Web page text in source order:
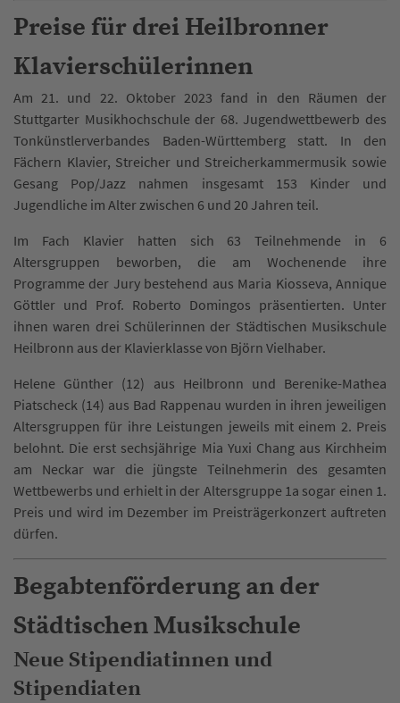
Preise für drei Heilbronner
Klavierschülerinnen
Am 21. und 22. Oktober 2023 fand in den Räumen der
Stuttgarter Musikhochschule der 68. Jugendwettbewerb des
Tonkünstlerverbandes Baden-Württemberg statt. In den
Fächern Klavier, Streicher und Streicherkammermusik sowie
Gesang Pop/Jazz nahmen insgesamt 153 Kinder und
Jugendliche im Alter zwischen 6 und 20 Jahren teil.
Im Fach Klavier hatten sich 63 Teilnehmende in 6
Altersgruppen beworben, die am Wochenende ihre
Programme der Jury bestehend aus Maria Kiosseva, Annique
Göttler und Prof. Roberto Domingos präsentierten. Unter
ihnen waren drei Schülerinnen der Städtischen Musikschule
Heilbronn aus der Klavierklasse von Björn Vielhaber.
Helene Günther (12) aus Heilbronn und Berenike-Mathea
Piatscheck (14) aus Bad Rappenau wurden in ihren jeweiligen
Altersgruppen für ihre Leistungen jeweils mit einem 2. Preis
belohnt. Die erst sechsjährige Mia Yuxi Chang aus Kirchheim
am Neckar war die jüngste Teilnehmerin des gesamten
Wettbewerbs und erhielt in der Altersgruppe 1a sogar einen 1.
Preis und wird im Dezember im Preisträgerkonzert auftreten
dürfen.
Begabtenförderung an der
Städtischen Musikschule
Neue Stipendiatinnen und
Stipendiaten